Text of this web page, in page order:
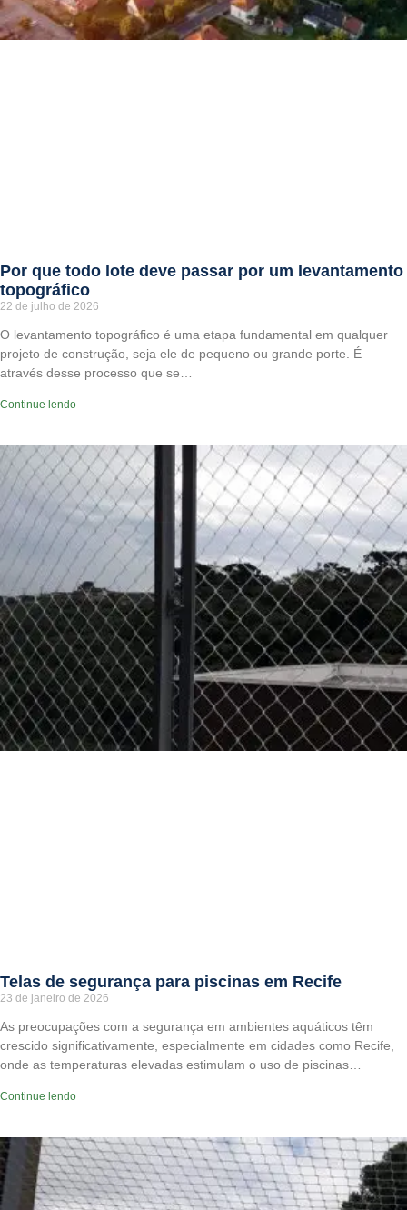
Por que todo lote deve passar por um levantamento
topográfico
22 de julho de 2026
O levantamento topográfico é uma etapa fundamental em qualquer
projeto de construção, seja ele de pequeno ou grande porte. É
através desse processo que se…
Continue lendo
Telas de segurança para piscinas em Recife
23 de janeiro de 2026
As preocupações com a segurança em ambientes aquáticos têm
crescido significativamente, especialmente em cidades como Recife,
onde as temperaturas elevadas estimulam o uso de piscinas…
Continue lendo